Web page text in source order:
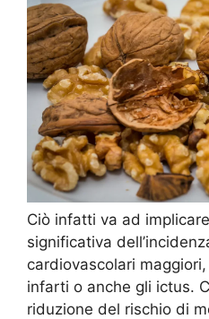
Ciò infatti va ad
significativa
cardiovascolari
infarti o anche gli ictus.
riduzione del rischio di